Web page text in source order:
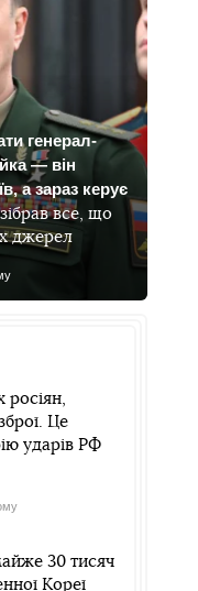
генерал-
— він
а зараз керує
все, що
джерел
росіян,
Це
ударів РФ
30 тисяч
Кореї